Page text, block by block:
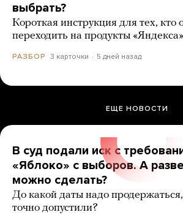
выбрать?
Короткая инструкция для тех, кто
переходить на продукты
РАЗБОР 3 карточки 5 дней назад
ЕЩЕ НОВОСТИ
В суд подали иск с
«Яблоко» с выборов. А
можно сделать?
До какой даты надо
точно допустили?